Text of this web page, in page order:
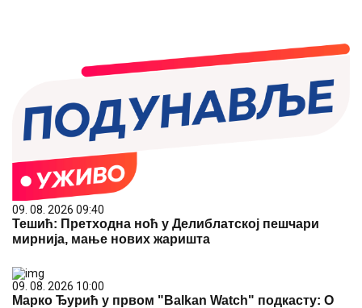
09. 08. 2026 09:40
Тешић: Претходна ноћ у Делиблатској пешчари
мирнија, мање нових жаришта
09. 08. 2026 10:00
Марко Ђурић у првом "Balkan Watch" подкасту: О